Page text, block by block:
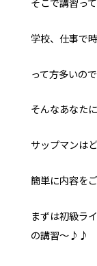
学校、仕事で
って方多いの
そんなあなた
サップマンは
簡単に内容を
まずは初級ラ
の講習〜♪♪